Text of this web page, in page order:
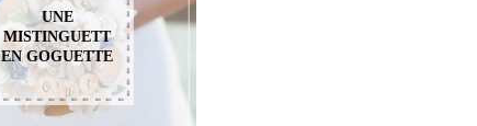
UNE
MISTINGUETT
EN GOGUETTE